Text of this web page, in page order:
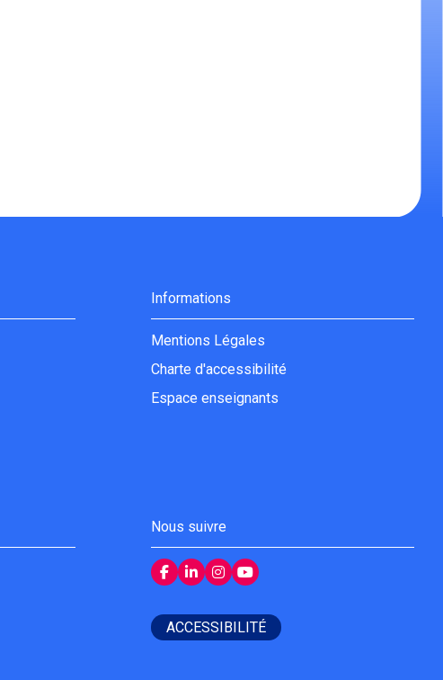
Informations
Mentions Légales
Charte d'accessibilité
Espace enseignants
Nous suivre
ACCESSIBILITÉ